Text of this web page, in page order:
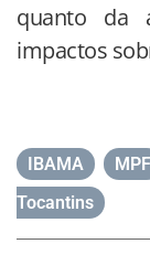
quanto da
impactos
IBAMA MPF
Tocantins